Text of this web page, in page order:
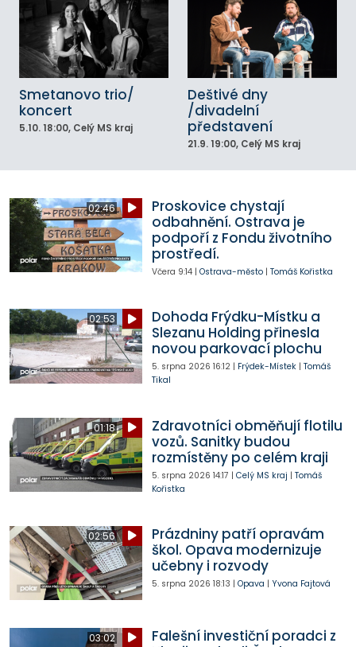
Smetanovo trio/
koncert
5.10. 18:00, Celý MS kraj
Deštivé dny
/divadelní
představení
21.9. 19:00, Celý MS kraj
02:46
Proskovice chystají
odbahnění. Ostrava je
podpoří z Fondu životního
prostředí.
Včera 9:14| Ostrava-město| Tomáš Kořistka
02:53
Dohoda Frýdku-Místku a
Slezanu Holding přinesla
novou parkovací plochu
5. srpna 2026 16:12| Frýdek-Místek| Tomáš
Tikal
01:18
Zdravotníci obměňují flotilu
vozů. Sanitky budou
rozmístěny po celém kraji
5. srpna 2026 14:17 | Celý MS kraj | Tomáš
Kořistka
02:56
Prázdniny patří opravám
škol. Opava modernizuje
učebny i rozvody
5. srpna 2026 18:13 | Opava | Yvona Fajtová
03:02
Falešní investiční poradci z